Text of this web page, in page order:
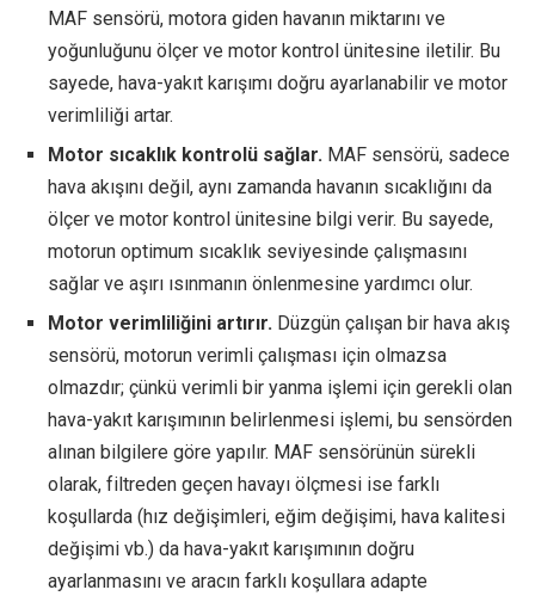
MAF sensörü, motora giden havanın miktarını ve
yoğunluğunu ölçer ve motor kontrol ünitesine iletilir. Bu
sayede, hava-yakıt karışımı doğru ayarlanabilir ve motor
verimliliği artar.
Motor sıcaklık kontrolü sağlar. MAF sensörü, sadece
hava akışını değil, aynı zamanda havanın sıcaklığını da
ölçer ve motor kontrol ünitesine bilgi verir. Bu sayede,
motorun optimum sıcaklık seviyesinde çalışmasını
sağlar ve aşırı ısınmanın önlenmesine yardımcı olur.
Motor verimliliğini artırır. Düzgün çalışan bir hava akış
sensörü, motorun verimli çalışması için olmazsa
olmazdır; çünkü verimli bir yanma işlemi için gerekli olan
hava-yakıt karışımının belirlenmesi işlemi, bu sensörden
alınan bilgilere göre yapılır. MAF sensörünün sürekli
olarak, filtreden geçen havayı ölçmesi ise farklı
koşullarda (hız değişimleri, eğim değişimi, hava kalitesi
değişimi vb.) da hava-yakıt karışımının doğru
ayarlanmasını ve aracın farklı koşullara adapte